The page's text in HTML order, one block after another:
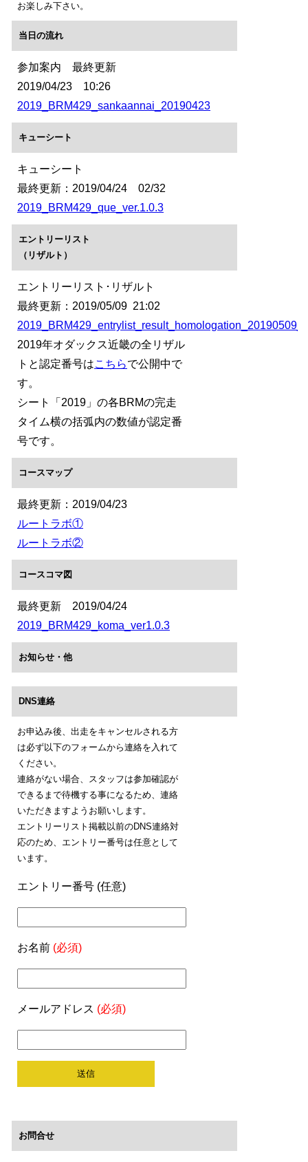
お楽しみ下さい。
当日の流れ
参加案内 最終更新
2019/04/23 10:26
2019_BRM429_sankaannai_20190423
キューシート
キューシート
最終更新：2019/04/24 02/32
2019_BRM429_que_ver.1.0.3
エントリーリスト
（リザルト）
エントリーリスト･リザルト
最終更新：2019/05/09 21:02
2019年オダックス近畿の全リザル
トと認定番号はこちらで公開中で
す。
シート「2019」の各BRMの完走
タイム横の括弧内の数値が認定番
号です。
コースマップ
最終更新：2019/04/23
ルートラボ①
ルートラボ②
コースコマ図
最終更新 2019/04/24
2019_BRM429_koma_ver1.0.3
お知らせ・他
DNS連絡
お申込み後、出走をキャンセルされる方
は必ず以下のフォームから連絡を入れて
ください。
連絡がない場合、スタッフは参加確認が
できるまで待機する事になるため、連絡
いただきますようお願いします。
エントリーリスト掲載以前のDNS連絡対
応のため、エントリー番号は任意として
います。
エントリー番号 (任意)
お名前 (必須)
メールアドレス (必須)
お問合せ